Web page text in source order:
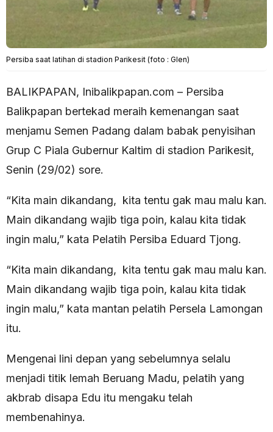
Persiba saat latihan di stadion Parikesit (foto : Glen)
BALIKPAPAN, Inibalikpapan.com – Persiba
Balikpapan bertekad meraih kemenangan saat
menjamu Semen Padang dalam babak penyisihan
Grup C Piala Gubernur Kaltim di stadion Parikesit,
Senin (29/02) sore.
“Kita main dikandang, kita tentu gak mau malu kan.
Main dikandang wajib tiga poin, kalau kita tidak
ingin malu,” kata Pelatih Persiba Eduard Tjong.
“Kita main dikandang, kita tentu gak mau malu kan.
Main dikandang wajib tiga poin, kalau kita tidak
ingin malu,” kata mantan pelatih Persela Lamongan
itu.
Mengenai lini depan yang sebelumnya selalu
menjadi titik lemah Beruang Madu, pelatih yang
akbrab disapa Edu itu mengaku telah
membenahinya.